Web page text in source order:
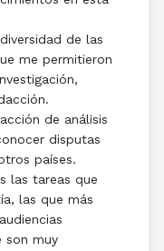
de las
me permitieron
de análisis
disputas
países.
las tareas que
las que más
son muy